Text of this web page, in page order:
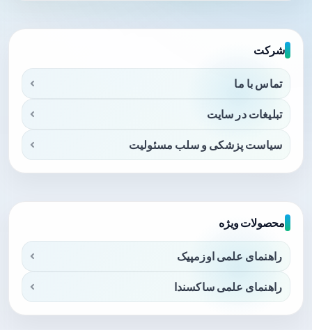
شرکت
تماس با ما
تبلیغات در سایت
سیاست پزشکی و سلب مسئولیت
محصولات ویژه
راهنمای علمی اوزمپیک
راهنمای علمی ساکسندا